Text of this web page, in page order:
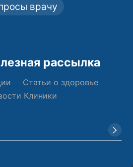
врачу
рассылка
Статьи о здоровье
Клиники